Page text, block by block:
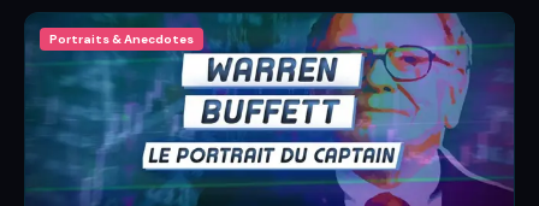
Portraits & Anecdotes